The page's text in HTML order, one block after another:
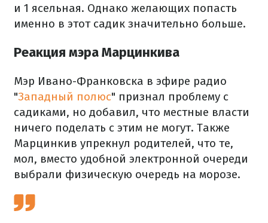
и 1 ясельная. Однако желающих попасть
именно в этот садик значительно больше.
Реакция мэра Марцинкива
Мэр Ивано-Франковска в эфире радио
"Западный полюс" признал проблему с
садиками, но добавил, что местные власти
ничего поделать с этим не могут. Также
Марцинкив упрекнул родителей, что те,
мол, вместо удобной электронной очереди
выбрали физическую очередь на морозе.